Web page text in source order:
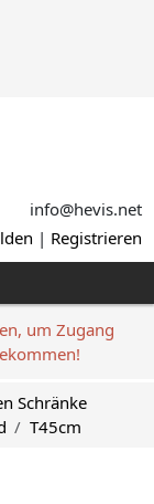
info@hevis.net
| Registrieren
um Zugang
Schränke
T45cm